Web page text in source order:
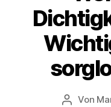
Von